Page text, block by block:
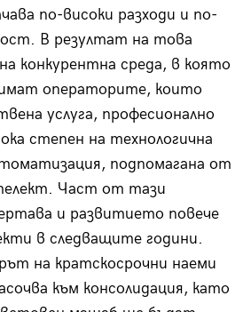
по-високи разходи и по-
В резултат на това
конкурентна среда, в която
операторите, които
услуга, професионално
степен на технологична
подпомагана от
Част от тази
и развитието повече
в следващите години.
на кратскосрочни наеми
към консолидация, като